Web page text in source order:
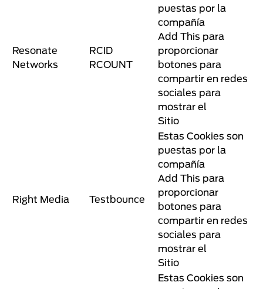
Resonate
Networks
RCID
RCOUNT
puestas por la
compañía
Add This para
proporcionar
botones para
compartir en redes
sociales para
mostrar el
Sitio
Right Media Testbounce
Estas Cookies son
puestas por la
compañía
Add This para
proporcionar
botones para
compartir en redes
sociales para
mostrar el
Sitio
Estas Cookies son